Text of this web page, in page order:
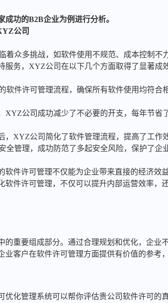
功的B2B企业为例进行分析。
公司
着众多挑战，如软件使用不规范、成本控制不
服务，XYZ公司在以下几个方面取得了显著成效
软件许可管理流程，确保所有软件使用均符合
XYZ公司成功减少了不必要的开支，每年节省
，XYZ公司简化了软件管理流程，提高了工作
全管理，成功防范了多起安全风险，保护了企
软件许可管理不仅能为企业带来直接的经济效
软件许可管理，不仅可以提升内部运营效率，
的重要组成部分。通过合理规划和优化，企业
业客户在软件许可管理方面提供有价值的参考
优化管理系统可以帮你评估贵公司软件许可的